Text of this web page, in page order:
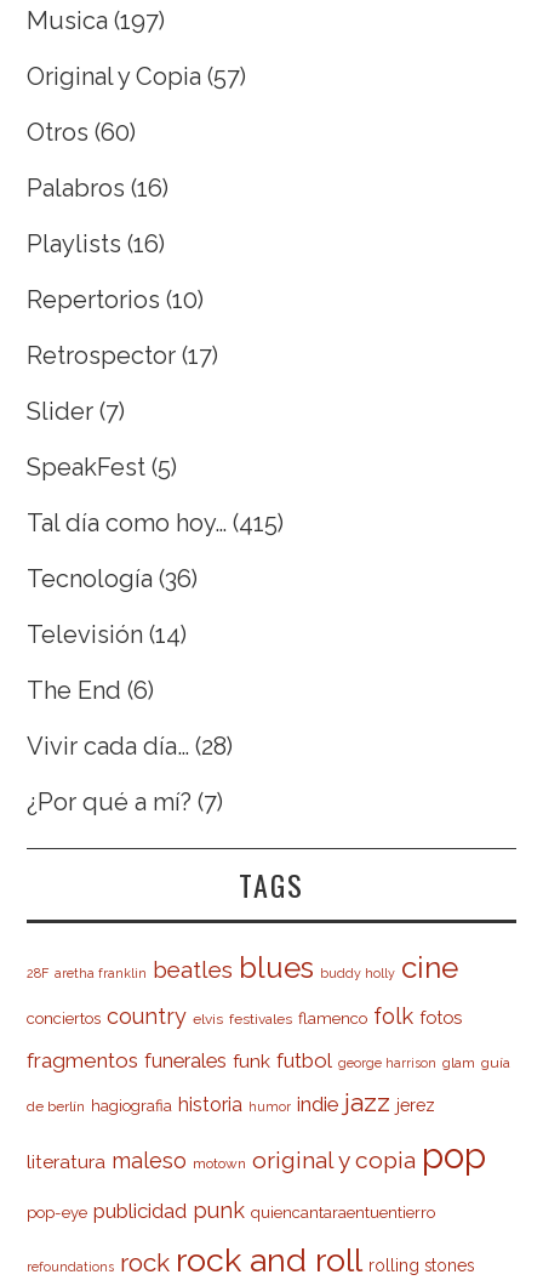
Musica (197)
Original y Copia (57)
Otros (60)
Palabros (16)
Playlists (16)
Repertorios (10)
Retrospector (17)
Slider (7)
SpeakFest (5)
Tal día como hoy… (415)
Tecnología (36)
Televisión (14)
The End (6)
Vivir cada día… (28)
¿Por qué a mí? (7)
TAGS
28F aretha franklin beatles blues buddy holly cine
conciertos country elvis festivales flamenco folk fotos
fragmentos funerales funk futbol george harrison glam guía
de berlín hagiografia historia humor indie jazz jerez
literatura maleso motown original y copia pop
pop-eye publicidad punk quiencantaraentuentierro
refoundations rock rock and roll rolling stones